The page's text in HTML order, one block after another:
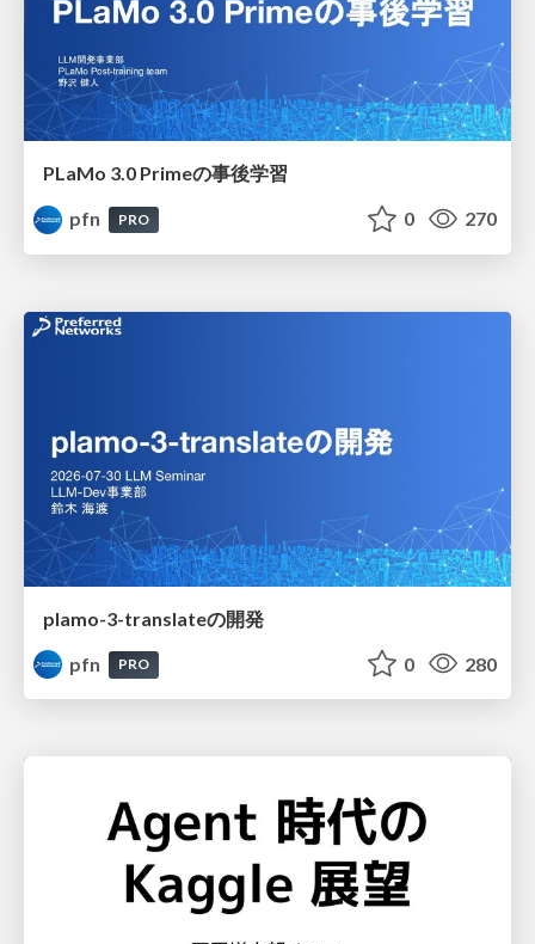
PLaMo 3.0 Primeの事後学習
pfn
PRO 0 270
plamo-3-translateの開発
pfn
PRO 0 280